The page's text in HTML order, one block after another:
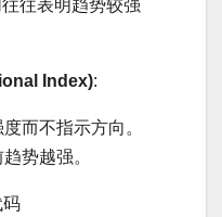
往表明趋势较强
Index):
而不指示方向。
势越强。
码